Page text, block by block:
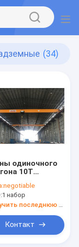
(34)
одиночного
10T
negotiable
1 набор
Контакт